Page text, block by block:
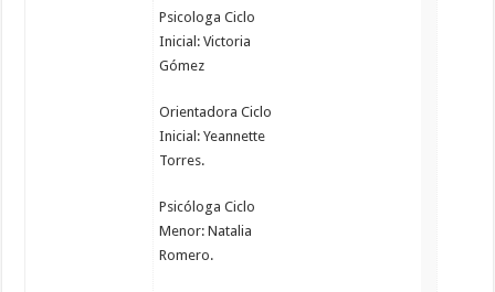
Psicologa Ciclo
Inicial: Victoria
Gómez
Orientadora Ciclo
Inicial: Yeannette
Torres.
Psicóloga Ciclo
Menor: Natalia
Romero.